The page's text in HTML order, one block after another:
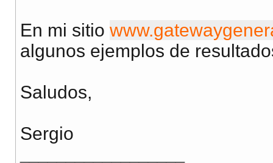
En mi sitio
algunos ejemplos de
Saludos,
Sergio